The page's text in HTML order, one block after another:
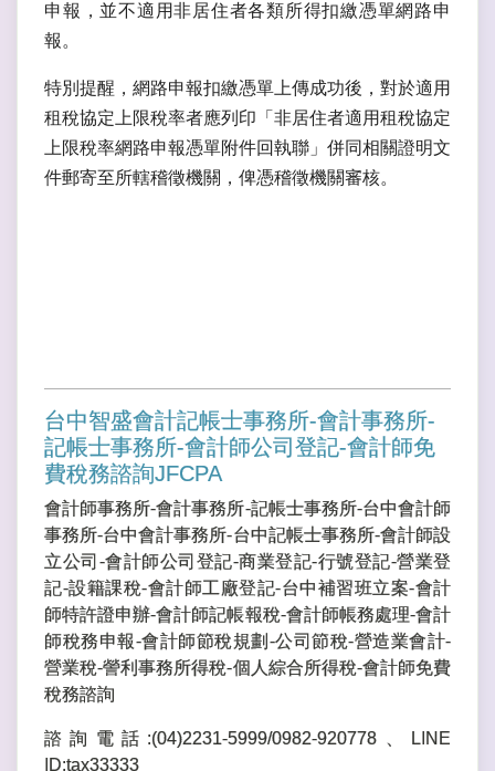
申報，並不適用非居住者各類所得扣繳憑單網路申
報。
特別提醒，網路申報扣繳憑單上傳成功後，對於適用
租稅協定上限稅率者應列印「非居住者適用租稅協定
上限稅率網路申報憑單附件回執聯」併同相關證明文
件郵寄至所轄稽徵機關，俾憑稽徵機關審核。
台中智盛會計記帳士事務所-會計事務所-
記帳士事務所-會計師公司登記-會計師免
費稅務諮詢JFCPA
會計師事務所-會計事務所-記帳士事務所-台中會計師
事務所-台中會計事務所-台中記帳士事務所-會計師設
立公司-會計師公司登記-商業登記-行號登記-營業登
記-設籍課稅-會計師工廠登記-台中補習班立案-會計
師特許證申辦-會計師記帳報稅-會計師帳務處理-會計
師稅務申報-會計師節稅規劃-公司節稅-營造業會計-
營業稅-謍利事務所得稅-個人綜合所得稅-會計師免費
稅務諮詢
諮詢電話:(04)2231-5999/0982-920778、LINE
ID:tax33333